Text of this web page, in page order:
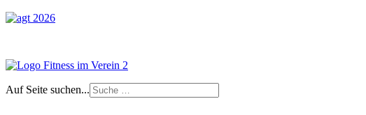
Auf Seite suchen...